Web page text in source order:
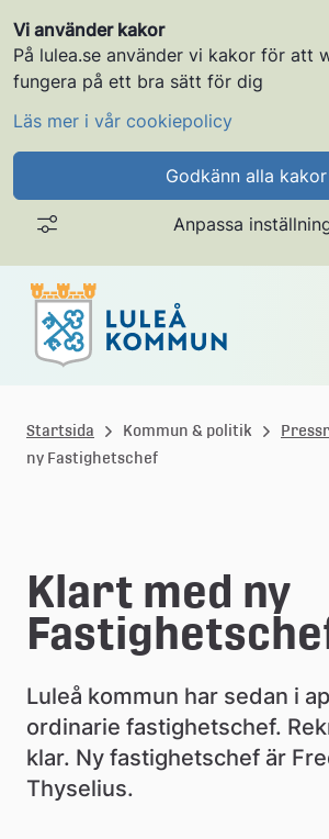
Vi använder kakor
På lulea.se använder vi kakor för att
fungera på ett bra sätt för dig
Läs mer i vår cookiepolicy
Godkänn alla kakor
Anpassa
Gå till innehållet
u
l
å
k
o
m
m
u
n
Startsida Kommun & politik
ny Fastighetschef
Klart med ny
Luleå kommun har sedan i
ordinarie fastighetschef.
klar. Ny fastighetschef är
Thyselius.